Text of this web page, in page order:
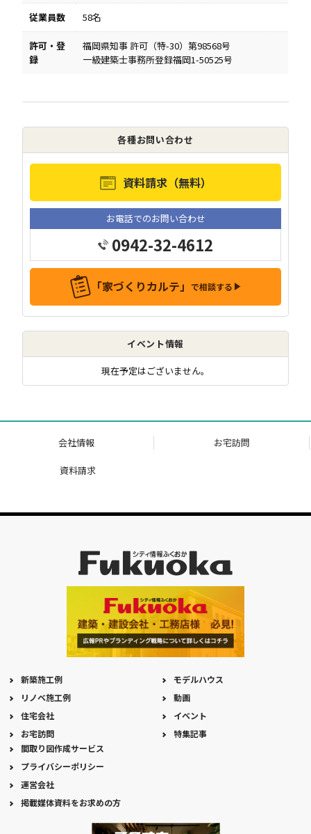
従業員数 58名
許可・登
録
福岡県知事 許可（特-30）第98568号
一級建築士事務所登録福岡1-50525号
各種お問い合わせ
資料請求（無料）
お電話でのお問い合わせ
0942-32-4612
「家づくりカルテ」 で相談する
イベント情報
現在予定はございません。
会社情報 お宅訪問
資料請求
新築施工例
リノベ施工例
住宅会社
お宅訪問
モデルハウス
動画
イベント
特集記事
間取り図作成サービス
プライバシーポリシー
運営会社
掲載媒体資料をお求めの方